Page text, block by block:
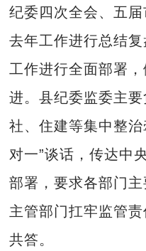
纪委四次全会、五
去年工作进行总结
工作进行全面部署
进。县纪委监委主
社、住建等集中整治
对一”谈话，传达中
部署，要求各部门
主管部门扛牢监管
共答。